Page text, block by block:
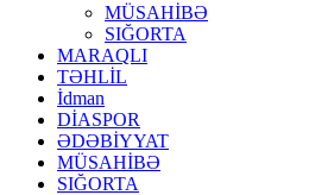
MÜSAHİBƏ
SIĞORTA
MARAQLI
TƏHLİL
İdman
DİASPOR
ƏDƏBİYYAT
MÜSAHİBƏ
SIĞORTA